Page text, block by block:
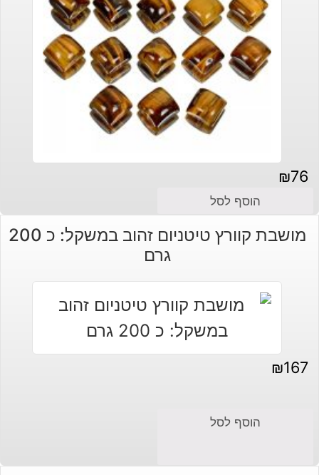
₪76
הוסף לסל
מושבת קוורץ טיטניום זהוב במשקל: כ 200
גרם
₪167
הוסף לסל